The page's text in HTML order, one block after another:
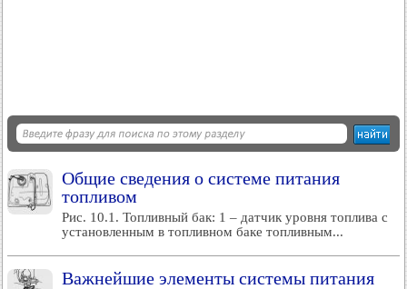
Общие сведения о системе питания
топливом
Рис. 10.1. Топливный бак: 1 – датчик уровня топлива с
установленным в топливном баке топливным...
Важнейшие элементы системы питания